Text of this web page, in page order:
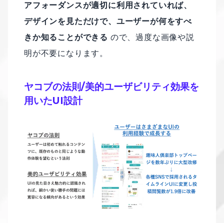
アフォーダンスが適切に利用されていれば、
デザインを見ただけで、ユーザーが何をすべ
きか知ることができる ので、過度な画像や説
明が不要になります。
ヤコブの法則/美的ユーザビリティ効果を
⽤いたUI設計